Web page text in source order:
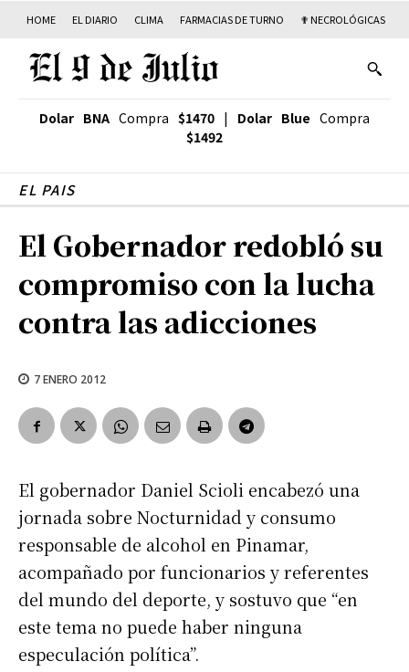
HOME EL DIARIO CLIMA FARMACIAS DE TURNO ✟ NECROLÓGICAS
Dolar BNA Compra $1470 | Dolar Blue Compra
$1492
EL PAIS
El Gobernador redobló su
compromiso con la lucha
contra las adicciones
7 ENERO 2012
El gobernador Daniel Scioli encabezó una
jornada sobre Nocturnidad y consumo
responsable de alcohol en Pinamar,
acompañado por funcionarios y referentes
del mundo del deporte, y sostuvo que “en
este tema no puede haber ninguna
especulación política”.